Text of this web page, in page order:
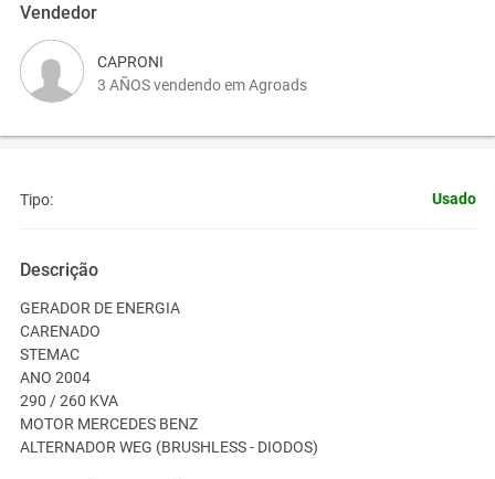
Vendedor
CAPRONI
3 AÑOS vendendo em Agroads
Tipo: Usado
Descrição
GERADOR DE ENERGIA
CARENADO
STEMAC
ANO 2004
290 / 260 KVA
MOTOR MERCEDES BENZ
ALTERNADOR WEG (BRUSHLESS - DIODOS)